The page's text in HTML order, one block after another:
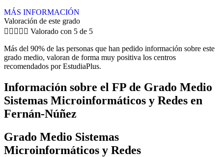
MÁS INFORMACIÓN
Valoración de este grado
     Valorado con 5 de 5
Más del 90% de las personas que han pedido información sobre este
grado medio, valoran de forma muy positiva los centros
recomendados por EstudiaPlus.
Información sobre el FP de Grado Medio
Sistemas Microinformáticos y Redes en
Fernán-Núñez
Grado Medio Sistemas
Microinformáticos y Redes